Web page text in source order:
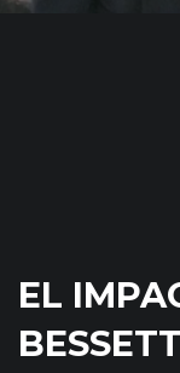
EL